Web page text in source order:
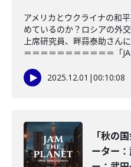
アメリカとウクライナの和
めているのか？ロシアの外
上席研究員、畔蒜泰助さん
＝＝＝＝＝＝＝＝＝＝＝「
2025.12.01 |00:10:08
「秋の
ーター